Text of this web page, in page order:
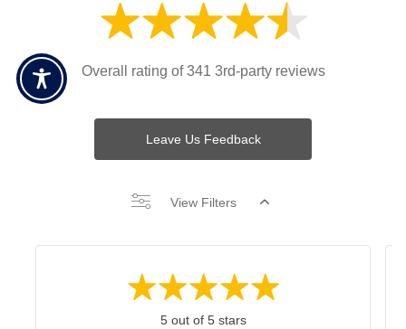
Overall rating of 341 3rd-party reviews
Leave Us Feedback
View Filters
5 out of 5 stars